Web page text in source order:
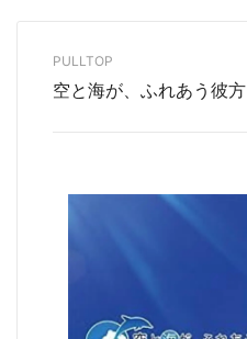
PULLTOP
空と海が、ふれあう彼方